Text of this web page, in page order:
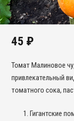
45 ₽
Томат Малиновое
привлекательный
томатного сока,
Гигантские